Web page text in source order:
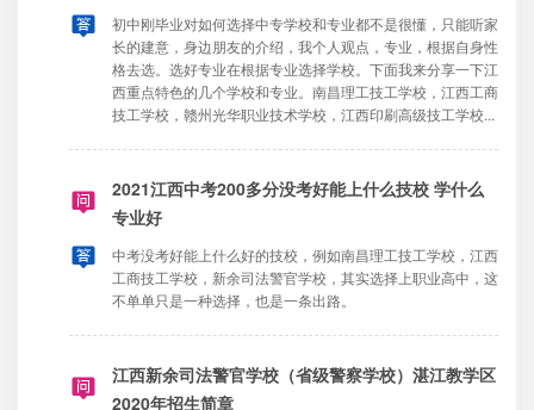
初中刚毕业对如何选择中专学校和专业都不是很懂，只能听家
长的建意，身边朋友的介绍，我个人观点，专业，根据自身性
格去选。选好专业在根据专业选择学校。下面我来分享一下江
西重点特色的几个学校和专业。南昌理工技工学校，江西工商
技工学校，赣州光华职业技术学校，江西印刷高级技工学校...
2021江西中考200多分没考好能上什么技校 学什么
专业好
中考没考好能上什么好的技校，例如南昌理工技工学校，江西
工商技工学校，新余司法警官学校，其实选择上职业高中，这
不单单只是一种选择，也是一条出路。
江西新余司法警官学校（省级警察学校）湛江教学区
2020年招生简章